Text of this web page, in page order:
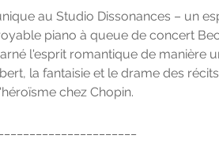
au Studio Dissonances – un
piano à queue de concert
l'esprit romantique de manière
la fantaisie et le drame des
chez Chopin.